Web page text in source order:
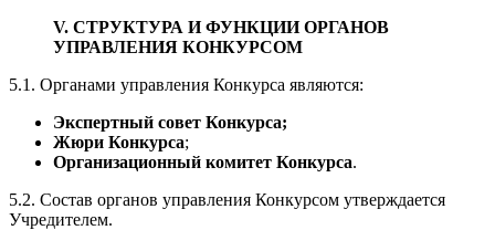
V. СТРУКТУРА И ФУНКЦИИ ОРГАНОВ
УПРАВЛЕНИЯ КОНКУРСОМ
5.1. Органами управления Конкурса являются:
Экспертный совет Конкурса;
Жюри Конкурса;
Организационный комитет Конкурса.
5.2. Состав органов управления Конкурсом утверждается
Учредителем.